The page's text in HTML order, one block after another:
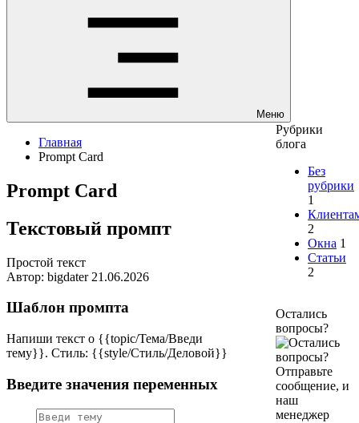
Меню
Главная
Prompt Card
Prompt Card
Текстовый промпт
Простой текст
Автор: bigdater 21.06.2026
Шаблон промпта
Напиши текст о {{topic/Тема/Введи
тему}}. Стиль: {{style/Стиль/Деловой}}
Введите значения переменных
Рубрики
блога
Без
рубрики
1
2
Окна 1
Статьи
2
Остались
вопросы?
Отправьте
сообщение, и
наш
менеджер